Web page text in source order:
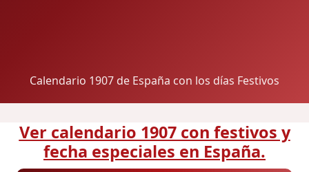
Calendario 1907 de España con los días Festivos
Ver calendario 1907 con festivos y
fecha especiales en España.